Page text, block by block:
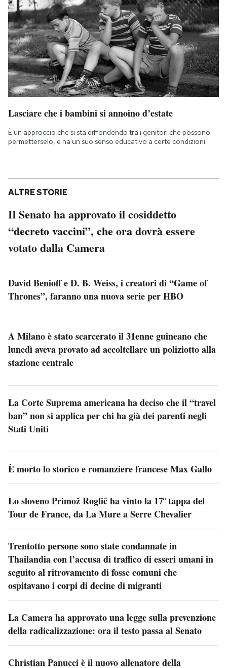
Lasciare che i bambini si annoino d’estate
È un approccio che si sta diffondendo tra i genitori che possono
permetterselo, e ha un suo senso educativo a certe condizioni
ALTRE STORIE
Il Senato ha approvato il cosiddetto
“decreto vaccini”, che ora dovrà essere
votato dalla Camera
David Benioff e D. B. Weiss, i creatori di “Game of
Thrones”, faranno una nuova serie per HBO
A Milano è stato scarcerato il 31enne guineano che
lunedì aveva provato ad accoltellare un poliziotto alla
stazione centrale
La Corte Suprema americana ha deciso che il “travel
ban” non si applica per chi ha già dei parenti negli
Stati Uniti
È morto lo storico e romanziere francese Max Gallo
Lo sloveno Primož Roglič ha vinto la 17ª tappa del
Tour de France, da La Mure a Serre Chevalier
Trentotto persone sono state condannate in
Thailandia con l’accusa di traffico di esseri umani in
seguito al ritrovamento di fosse comuni che
ospitavano i corpi di decine di migranti
La Camera ha approvato una legge sulla prevenzione
della radicalizzazione: ora il testo passa al Senato
Christian Panucci è il nuovo allenatore della